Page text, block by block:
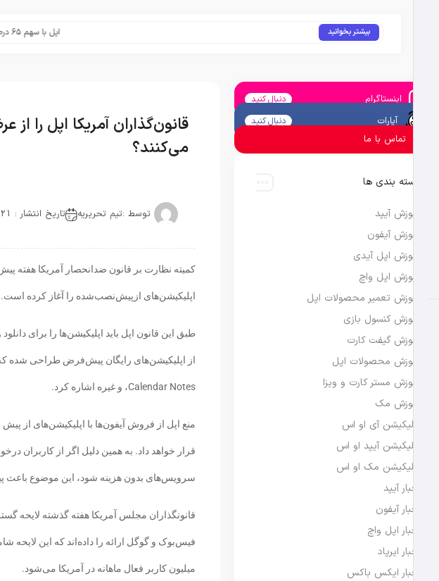
بیشتر بخوانید اپل با سهم ۶۵ درصدی همچنان فرمانروای بازار گوشی‌های پریمیوم جهان است
قانون‌گذاران آمریکا اپل را
می‌کنند؟
توسط :تیم تحریریه تاریخ انتشار : 2021-06-17
کمیته نظارت بر قانون ضدانحصار آمریکا هفته
اپلیکیشن‌های ازپیش‌نصب‌شده را آغاز کرده است.
طبق این قانون اپل باید اپلیکیشن‌ها را برای
،Calendar Notes و غیره اشاره کرد.
منع اپل از فروش آیفون‌ها با اپلیکیشن‌های از
قرار خواهد داد. به همین دلیل اگر از کاربران
سرویس‌های بدون هزینه شود، این موضوع باعث
قانونگذاران مجلس آمریکا هفته گذشته لایحه
میلیون کاربر فعال ماهانه در آمریکا می‌شود.
اینستاگرام دنبال کنید
آپارات دنبال کنید
تماس با ما
دسته بندی ها
آموزش آیپد
آموزش آیفون
آموزش اپل آیدی
آموزش اپل واچ
آموزش تعمیر محصولات اپل
آموزش کنسول بازی
آموزش گیفت کارت
آموزش محصولات اپل
آموزش مستر کارت و ویزا
آموزش مک
اپلیکیشن آی او اس
اپلیکیشن آیپد او اس
اپلیکیشن مک او اس
اخبار آیپد
اخبار آیفون
اخبار اپل واچ
اخبار ایرپاد
اخبار ایکس باکس